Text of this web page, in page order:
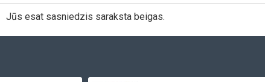
Jūs esat sasniedzis saraksta beigas.